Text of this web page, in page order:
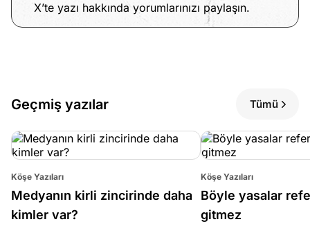
X’te yazı hakkında yorumlarınızı paylaşın.
Geçmiş yazılar Tümü
Köşe Yazıları
Medyanın kirli zincirinde daha
kimler var?
Köşe Yazıları
Böyle yasalar
gitmez